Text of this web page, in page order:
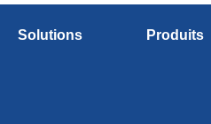
Solutions Produits